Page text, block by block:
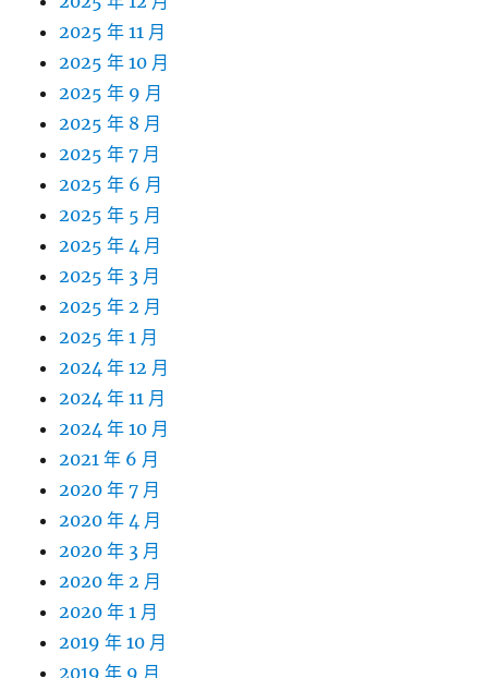
2025 年 11 月
2025 年 10 月
2025 年 9 月
2025 年 8 月
2025 年 7 月
2025 年 6 月
2025 年 5 月
2025 年 4 月
2025 年 3 月
2025 年 2 月
2025 年 1 月
2024 年 12 月
2024 年 11 月
2024 年 10 月
2021 年 6 月
2020 年 7 月
2020 年 4 月
2020 年 3 月
2020 年 2 月
2020 年 1 月
2019 年 10 月
2019 年 9 月